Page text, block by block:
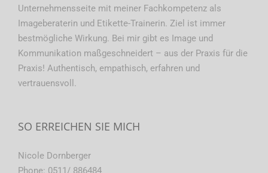
Unternehmensseite mit meiner Fachkompetenz als
Imageberaterin und Etikette-Trainerin. Ziel ist immer
bestmögliche Wirkung. Bei mir gibt es Image und
Kommunikation maßgeschneidert – aus der Praxis für die
Praxis! Authentisch, empathisch, erfahren und
vertrauensvoll.
SO ERREICHEN SIE MICH
Nicole Dornberger
Phone: 0511/ 886484